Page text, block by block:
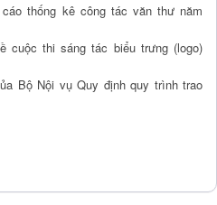
thống kê công tác văn thư năm
cuộc thi sáng tác biểu trưng (logo)
Bộ Nội vụ Quy định quy trình trao